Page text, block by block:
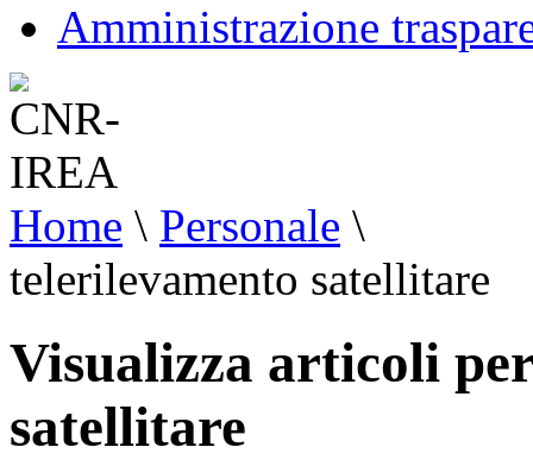
Amministrazione
Home \ Personale \
telerilevamento satellitare
Visualizza articoli
satellitare